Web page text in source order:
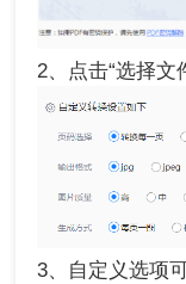
2、点击“选择文
3、自定义选项